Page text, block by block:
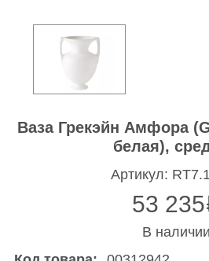
Ваза Грекэйн Амфора
белая),
Артикул:
53 235
В наличии